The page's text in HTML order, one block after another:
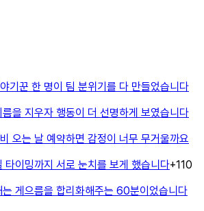
기꾼 한 명이 팀 분위기를 다 만들었습니다
을 지우자 행동이 더 선명하게 보였습니다
오는 날 예약하면 감정이 너무 무거울까요
타이밍까지 서로 눈치를 보게 했습니다+110
는 게으름을 합리화해주는 60분이었습니다